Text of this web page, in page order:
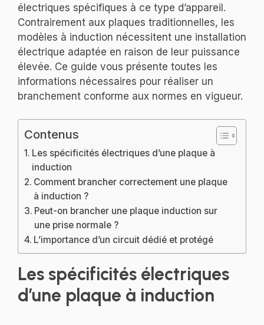
électriques spécifiques à ce type d’appareil.
Contrairement aux plaques traditionnelles, les
modèles à induction nécessitent une installation
électrique adaptée en raison de leur puissance
élevée. Ce guide vous présente toutes les
informations nécessaires pour réaliser un
branchement conforme aux normes en vigueur.
Contenus
Les spécificités électriques d’une plaque à
induction
Comment brancher correctement une plaque
à induction ?
Peut-on brancher une plaque induction sur
une prise normale ?
L’importance d’un circuit dédié et protégé
Les spécificités électriques
d’une plaque à induction